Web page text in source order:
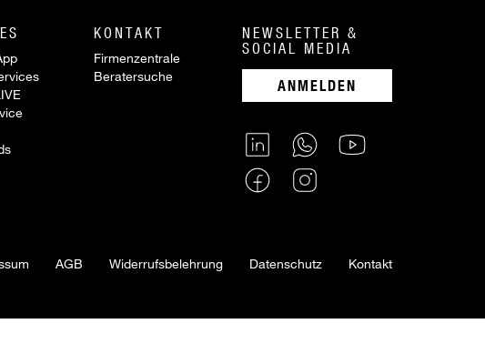
KONTAKT
Firmenzentrale
Beratersuche
NEWSLETTER &
SOCIAL MEDIA
ANMELDEN
AGB Widerrufsbelehrung Datenschutz Kontakt